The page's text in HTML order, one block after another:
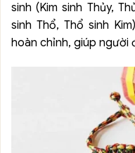
sinh (Kim sinh Thủy,
sinh Thổ, Thổ sinh
hoàn chỉnh, giúp người